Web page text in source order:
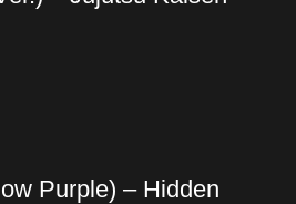
Purple) – Hidden